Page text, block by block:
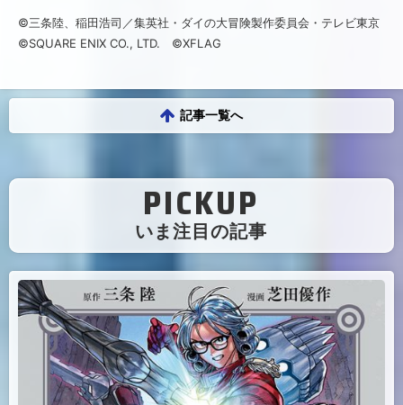
©三条陸、稲田浩司／集英社・ダイの大冒険製作委員会・テレビ東京
©SQUARE ENIX CO., LTD. ©XFLAG
記事一覧へ
PICKUP
いま注目の記事
）